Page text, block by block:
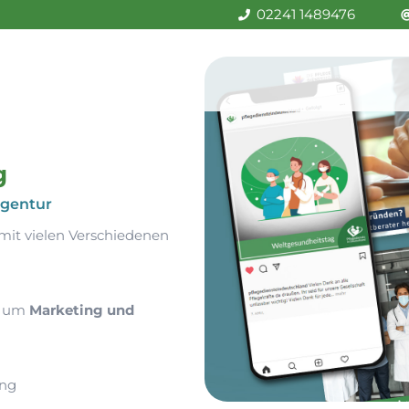
02241 1489476
vielen Verschiedenen
Marketing und